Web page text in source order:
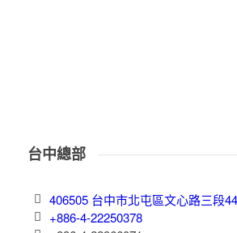
台中總部
406505 台中市北屯區文心路三段
+886-4-22250378